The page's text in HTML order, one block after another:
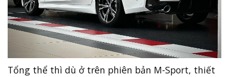
Tổng thể thì dù ở trên phiên bản M-Sport, thiết